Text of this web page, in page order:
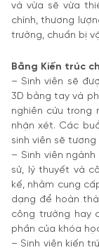
và vừa sẽ vừa
chính, thương
trường, chuẩn bị
Bằng Kiến trúc
– Sinh viên sẽ
3D bằng tay và
nghiên cứu trong
nhận xét. Các
sinh viên sẽ
– Sinh viên
sử, lý thuyết và
kế, nhằm cung
dạng để hoàn
công trường hay
phần của khóa
– Sinh viên kiến